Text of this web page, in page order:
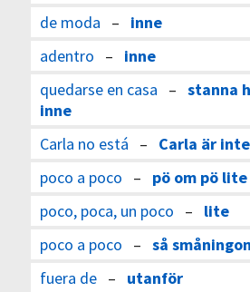
de moda – inne
adentro – inne
quedarse en casa – stanna
inne
Carla no está – Carla är
poco a poco – pö om pö
poco, poca, un poco – lite
poco a poco – så
fuera de– utanför